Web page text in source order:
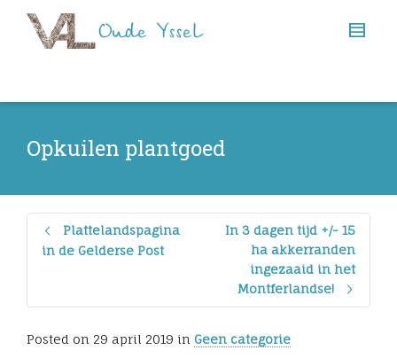
Opkuilen plantgoed
Plattelandspagina
in de Gelderse Post
In 3 dagen tijd +/- 15
ha akkerranden
ingezaaid in het
Montferlandse!
Posted on 29 april 2019 in Geen categorie